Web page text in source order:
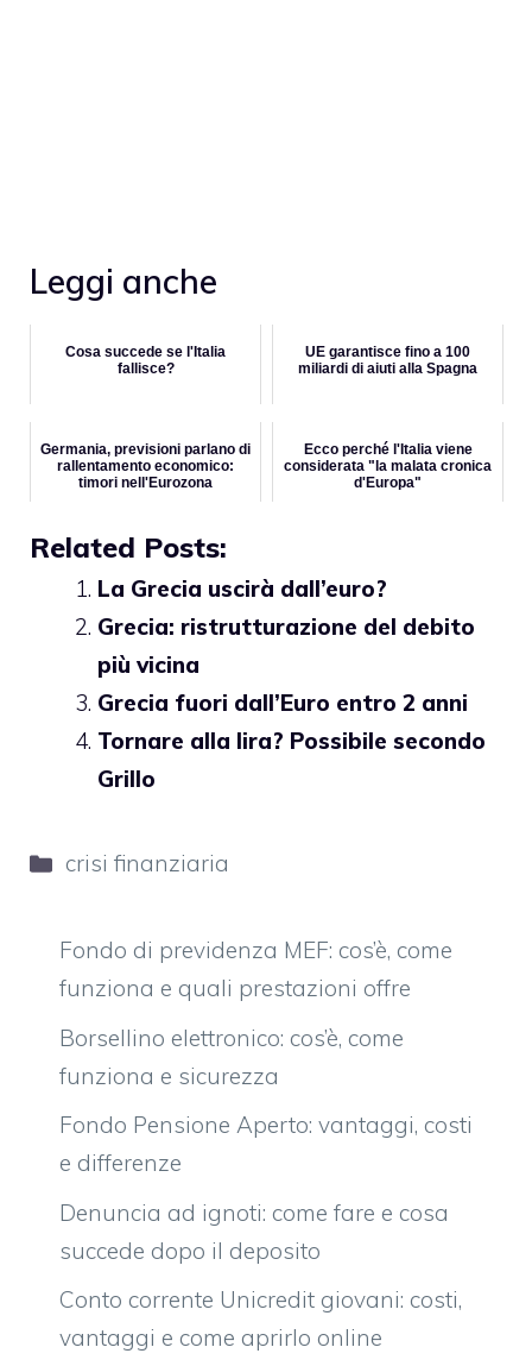
Leggi anche
Cosa succede se l'Italia
fallisce?
UE garantisce fino a 100
miliardi di aiuti alla Spagna
Germania, previsioni parlano di
rallentamento economico:
timori nell'Eurozona
Ecco perché l'Italia viene
considerata "la malata cronica
d'Europa"
Related Posts:
La Grecia uscirà dall’euro?
Grecia: ristrutturazione del debito
più vicina
Grecia fuori dall’Euro entro 2 anni
Tornare alla lira? Possibile secondo
Grillo
Categorie
crisi finanziaria
Fondo di previdenza MEF: cos’è, come
funziona e quali prestazioni offre
Borsellino elettronico: cos’è, come
funziona e sicurezza
Fondo Pensione Aperto: vantaggi, costi
e differenze
Denuncia ad ignoti: come fare e cosa
succede dopo il deposito
Conto corrente Unicredit giovani: costi,
vantaggi e come aprirlo online